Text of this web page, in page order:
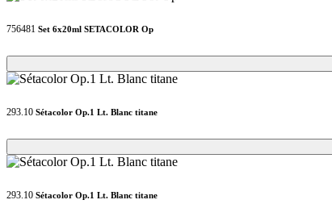
756481 Set 6x20ml SETACOLOR Op
Loading...
Loading...
293.10 Sétacolor Op.1 Lt. Blanc titane
Loading...
Loading...
293.10 Sétacolor Op.1 Lt. Blanc titane